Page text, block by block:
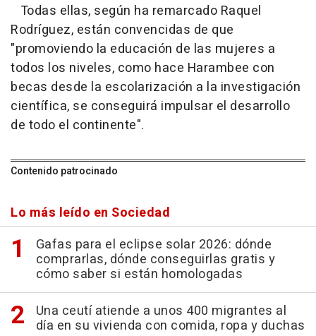
Todas ellas, según ha remarcado Raquel
Rodríguez, están convencidas de que
"promoviendo la educación de las mujeres a
todos los niveles, como hace Harambee con
becas desde la escolarización a la investigación
científica, se conseguirá impulsar el desarrollo
de todo el continente".
Contenido patrocinado
Lo más leído en Sociedad
Gafas para el eclipse solar 2026: dónde
comprarlas, dónde conseguirlas gratis y
cómo saber si están homologadas
Una ceutí atiende a unos 400 migrantes al
día en su vivienda con comida, ropa y duchas